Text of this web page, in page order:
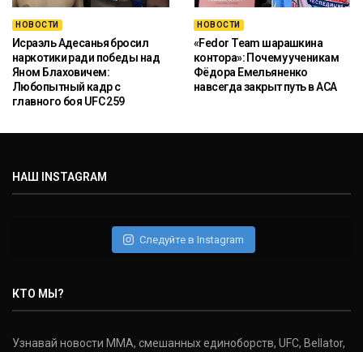
НОВОСТИ
Исраэль Адесанья бросил
наркотики ради победы над
Яном Блаховичем:
Любопытный кадр с
главного боя UFC 259
НОВОСТИ
«Fedor Team шарашкина
контора»: Почему ученикам
Фёдора Емельяненко
навсегда закрыт путь в ACA
НАШ INSTAGRAM
Следуйте в Instagram
КТО МЫ?
Узнавай новости ММА, смешанных единоборств, UFC, Bellator,